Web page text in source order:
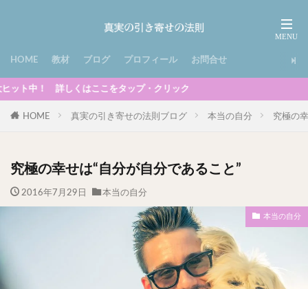
HOME 教材 ブログ プロフィール お問合せ
はここをタップ・クリック
HOME 真実の引き寄せの法則ブログ 本当の自分 究極の
究極の幸せは“自分が自分であること”
2016年7月29日 本当の自分
本当の自分